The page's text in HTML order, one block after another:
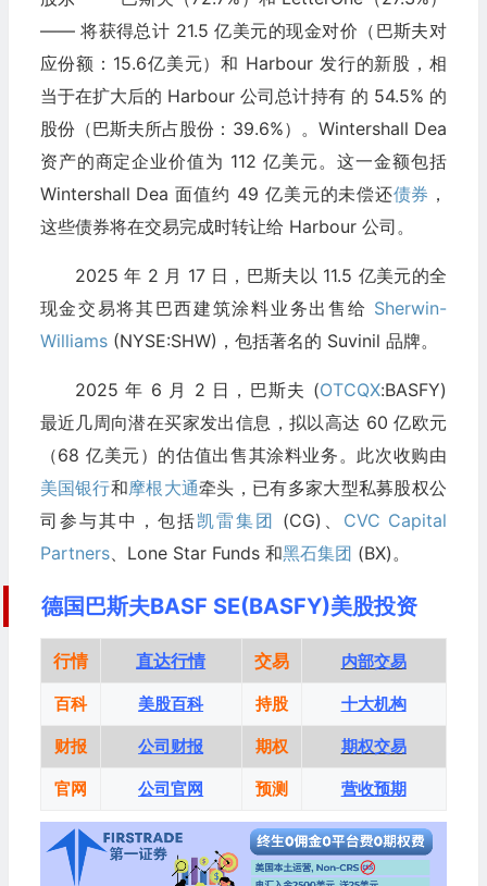
—— 将获得总计 21.5 亿美元的现金对价（巴斯夫对
应份额：15.6亿美元）和 Harbour 发行的新股，相
当于在扩大后的 Harbour 公司总计持有 的 54.5% 的
股份（巴斯夫所占股份：39.6%）。Wintershall Dea
资产的商定企业价值为 112 亿美元。这一金额包括
Wintershall Dea 面值约 49 亿美元的未偿还债券 ，
这些债券将在交易完成时转让给 Harbour 公司。
2025 年 2 月 17 日，巴斯夫以 11.5 亿美元的全
现金交易将其巴西建筑涂料业务出售给 Sherwin-
Williams(NYSE:SHW)，包括著名的 Suvinil 品牌。
2025 年 6 月 2 日，巴斯夫 (OTCQX:BASFY)
最近几周向潜在买家发出信息，拟以高达 60 亿欧元
（68 亿美元）的估值出售其涂料业务。此次收购由
美国银行和摩根大通牵头，已有多家大型私募股权公
司参与其中，包括凯雷集团 (CG)、 CVC Capital
Partners、Lone Star Funds 和黑石集团 (BX)。
德国巴斯夫BASF SE(BASFY)美股投资
行情 直达行情 交易 内部交易
百科 美股百科 持股 十大机构
财报 公司财报 期权 期权交易
官网 公司官网 预测 营收预期